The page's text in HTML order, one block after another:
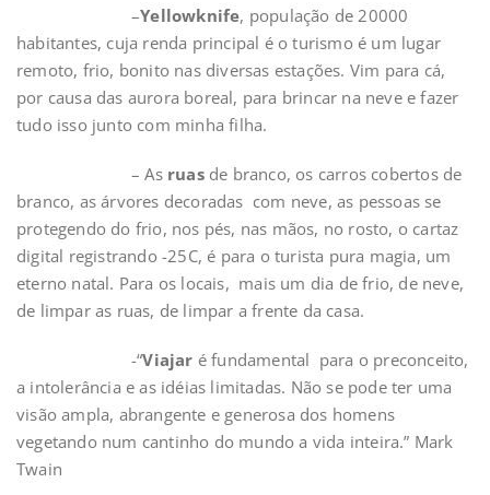
–Yellowknife, população de 20000
habitantes, cuja renda principal é o turismo é um lugar
remoto, frio, bonito nas diversas estações. Vim para cá,
por causa das aurora boreal, para brincar na neve e fazer
tudo isso junto com minha filha.
– As ruasde branco, os carros cobertos de
branco, as árvores decoradas com neve, as pessoas se
protegendo do frio, nos pés, nas mãos, no rosto, o cartaz
digital registrando -25C, é para o turista pura magia, um
eterno natal. Para os locais, mais um dia de frio, de neve,
de limpar as ruas, de limpar a frente da casa.
-“Viajar é fundamental para o preconceito,
a intolerância e as idéias limitadas. Não se pode ter uma
visão ampla, abrangente e generosa dos homens
vegetando num cantinho do mundo a vida inteira.” Mark
Twain